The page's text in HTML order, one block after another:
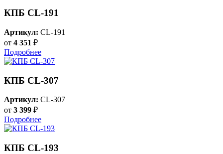
КПБ CL-191
Артикул: CL-191
от 4 351 ₽
Подробнее
КПБ CL-307
Артикул: CL-307
от 3 399 ₽
Подробнее
КПБ CL-193